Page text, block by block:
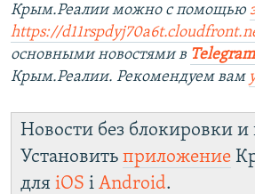
Крым.Реалии можно с помощью
https://
основными новостями в Telegram
Крым.Реалии. Рекомендуем вам
Новости без блокировки и
Установить приложение
для iOS і Android.